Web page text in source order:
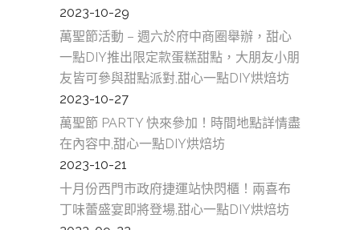
2023-10-29
萬聖節活動 – 週六於府中商圈舉辦，甜心
一點DIY推出限定款蛋糕甜點，大朋友小朋
友皆可參與甜點派對,甜心一點DIY烘焙坊
2023-10-27
萬聖節 PARTY 快來參加！時間地點詳情盡
在內容中,甜心一點DIY烘焙坊
2023-10-21
十月份西門市政府捷運站快閃櫃！兩喜布
丁味蕾盛宴即將登場,甜心一點DIY烘焙坊